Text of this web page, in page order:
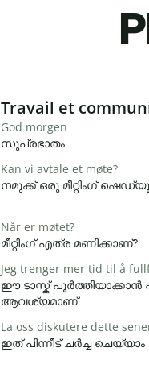
Slide 1 of 6
Travail et
God morgen
സുപ്രഭാതം
Kan vi avtale et møte?
നമുക്ക് ഒരു മീറ്റിംഗ്
Når er møtet?
മീറ്റിംഗ് എത്ര മണിക്കാണ്?
Jeg trenger mer tid til å
ഈ ടാസ്ക്
ആവശ്യമാണ്
La oss diskutere dette
ഇത് പിന്നീട് ചർച്ച ചെയ്യാം